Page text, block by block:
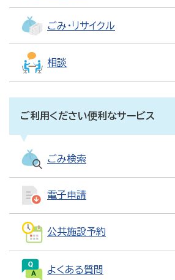
ごみ・リサイクル
相談
ご利用ください便利なサービス
ごみ検索
電子申請
公共施設予約
よくある質問